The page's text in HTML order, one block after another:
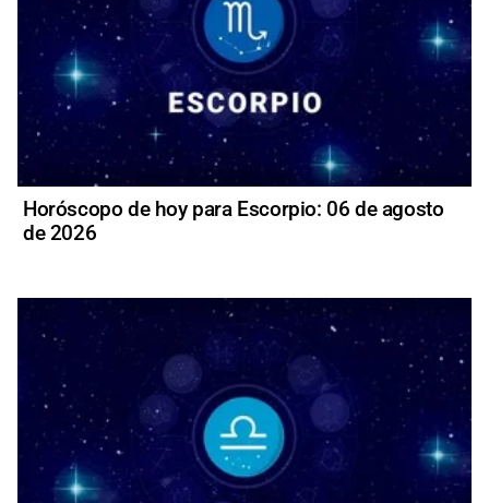
Horóscopo de hoy para Escorpio: 06 de agosto
de 2026